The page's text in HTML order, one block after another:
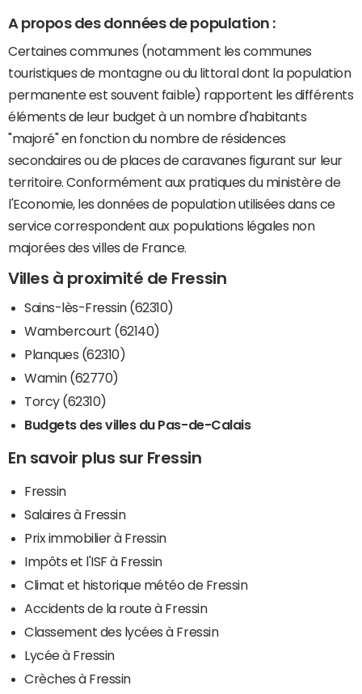
A propos des données de population :
Certaines communes (notamment les communes
touristiques de montagne ou du littoral dont la population
permanente est souvent faible) rapportent les différents
éléments de leur budget à un nombre d'habitants
"majoré" en fonction du nombre de résidences
secondaires ou de places de caravanes figurant sur leur
territoire. Conformément aux pratiques du ministère de
l'Economie, les données de population utilisées dans ce
service correspondent aux populations légales non
majorées des villes de France.
Villes à proximité de Fressin
Sains-lès-Fressin (62310)
Wambercourt (62140)
Planques (62310)
Wamin (62770)
Torcy (62310)
Budgets des villes du Pas-de-Calais
En savoir plus sur Fressin
Fressin
Salaires à Fressin
Prix immobilier à Fressin
Impôts et l'ISF à Fressin
Climat et historique météo de Fressin
Accidents de la route à Fressin
Classement des lycées à Fressin
Lycée à Fressin
Crèches à Fressin